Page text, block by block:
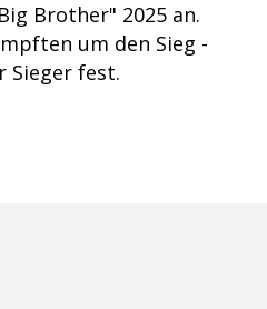
Brother" 2025 an.
um den Sieg -
Sieger fest.